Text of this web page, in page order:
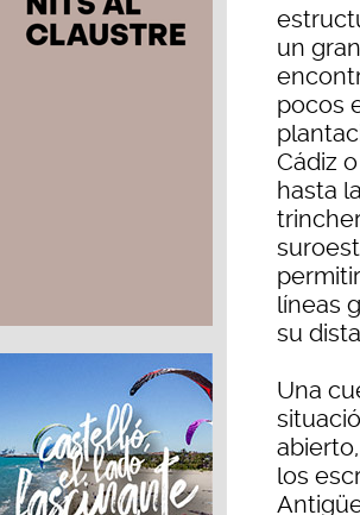
un
pocos
Cádiz
hasta
líneas
su
Una
los